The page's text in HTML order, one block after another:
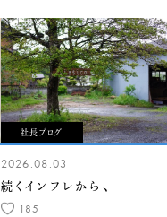
社長ブログ
2026.08.03
続くインフレから、
185